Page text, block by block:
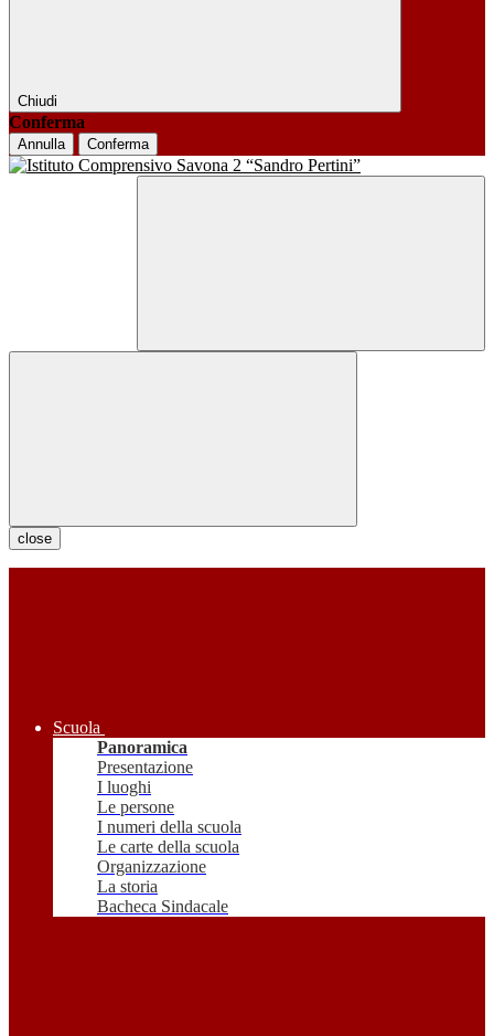
Chiudi
Conferma
Annulla Conferma
close
Scuola
Panoramica
Presentazione
I luoghi
Le persone
I numeri della scuola
Le carte della scuola
Organizzazione
La storia
Bacheca Sindacale